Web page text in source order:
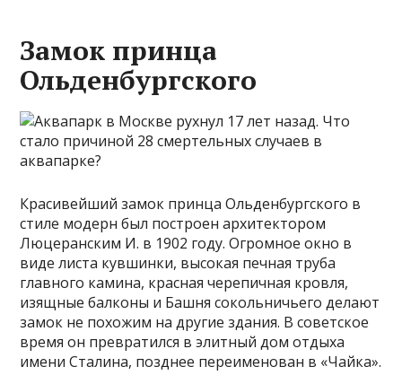
Замок принца
Ольденбургского
Красивейший замок принца Ольденбургского в
стиле модерн был построен архитектором
Люцеранским И. в 1902 году. Огромное окно в
виде листа кувшинки, высокая печная труба
главного камина, красная черепичная кровля,
изящные балконы и Башня сокольничьего делают
замок не похожим на другие здания. В советское
время он превратился в элитный дом отдыха
имени Сталина, позднее переименован в «Чайка».